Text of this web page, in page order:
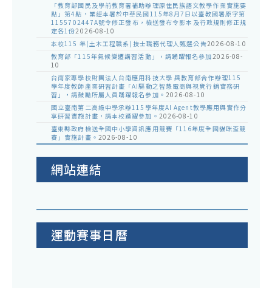
「教育部國民及學前教育署補助辦理原住民族語文教學作業實施要
點」第4點，業經本署於中華民國115年8月7日以臺教國署原字第
1155702447A號令修正發布，檢送發布令影本及行政規則修正規
定各1份2026-08-10
本校115 年(土木工程職系)技士職務代理人甄選公告2026-08-10
教育部「115年氣候變遷講習活動」，請踴躍報名參加2026-08-
10
台南家專學校財團法人台南應用科技大學 與教育部合作辦理115
學年度教師產業研習計畫「AI驅動之智慧電商與視覺行銷實務研
習」，請鼓勵所屬人員踴躍報名參加。 2026-08-10
國立臺南第二高級中學承辦115學年度AI Agent教學應用與實作分
享研習實施計畫，請本校踴躍參加。 2026-08-10
臺東縣政府檢送全國中小學資訊應用競賽「116年度全國貓咪盃競
賽」實施計畫。 2026-08-10
網站連結
運動賽事日曆